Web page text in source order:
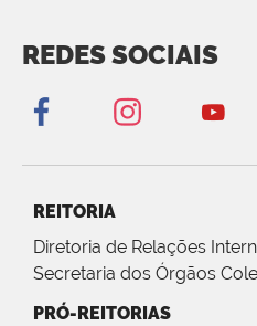
REDES SOCIAIS
REITORIA
Diretoria de Relações
Secretaria dos Órgãos
PRÓ-REITORIAS